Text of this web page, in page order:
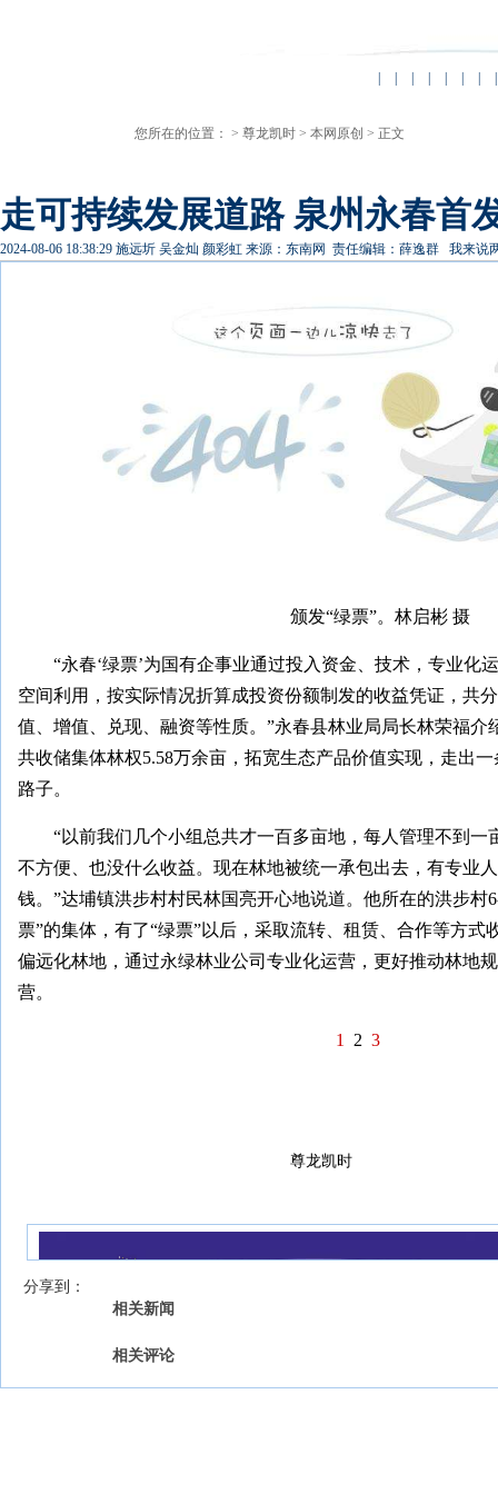
您所在的位置： > 尊龙凯时 > 本网原创 > 正文
走可持续发展道路 泉州永春首
2024-08-06 18:38:29 施远圻 吴金灿 颜彩虹 来源：东南网 责任编辑：薛逸群 我来说
颁发“绿票”。林启彬 摄
“永春‘绿票’为国有企事业通过投入资金、技术，专业化
空间利用，按实际情况折算成投资份额制发的收益凭证，共
值、增值、兑现、融资等性质。”永春县林业局局长林荣福介
共收储集体林权5.58万余亩，拓宽生态产品价值实现，走出
路子。
“以前我们几个小组总共才一百多亩地，每人管理不到一
不方便、也没什么收益。现在林地被统一承包出去，有专业
钱。”达埔镇洪步村村民林国亮开心地说道。他所在的洪步村
票”的集体，有了“绿票”以后，采取流转、租赁、合作等方式
偏远化林地，通过永绿林业公司专业化运营，更好推动林地
营。
1 2 3
尊龙凯时
分享到：
相关新闻
相关评论